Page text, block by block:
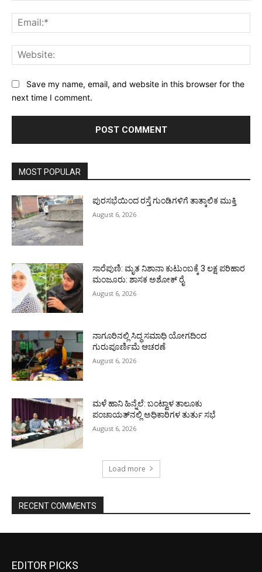
Save my name, email, and website in this browser for the
next time I comment.
MOST POPULAR
ಪುರಸಭೆಯಿಂದ ರಸ್ತೆ ಗುಂಡಿಗಳಿಗೆ ತಾತ್ಕಾಲಿಕ ಮುಕ್ತಿ
August 6, 2026
ಸಾರೆಪುಣಿ: ಮೃತ ನಿಶಾನಾ ಕುಟುಂಬಕ್ಕೆ 3 ಲಕ್ಷ ಪರಿಹಾರ
ಮಂಜೂರು: ಶಾಸಕ ಅಶೋಕ್ ರೈ
August 6, 2026
ನಾಗೂರಿನಲ್ಲಿ ಸಿದ್ಧ ಸಮಾಧಿ ಯೋಗದಿಂದ
ಗುರುಪೂರ್ಣಿಮೆ ಆಚರಣೆ
August 6, 2026
ಮಳೆ ಹಾನಿ ಹಿನ್ನೆಲೆ: ಬಂಟ್ವಾಳ ತಾಲೂಕು
ಪಂಚಾಯತ್‌ನಲ್ಲಿ ಅಧಿಕಾರಿಗಳ ತುರ್ತು ಸಭೆ
August 6, 2026
Load more
RECENT COMMENTS
EDITOR PICKS